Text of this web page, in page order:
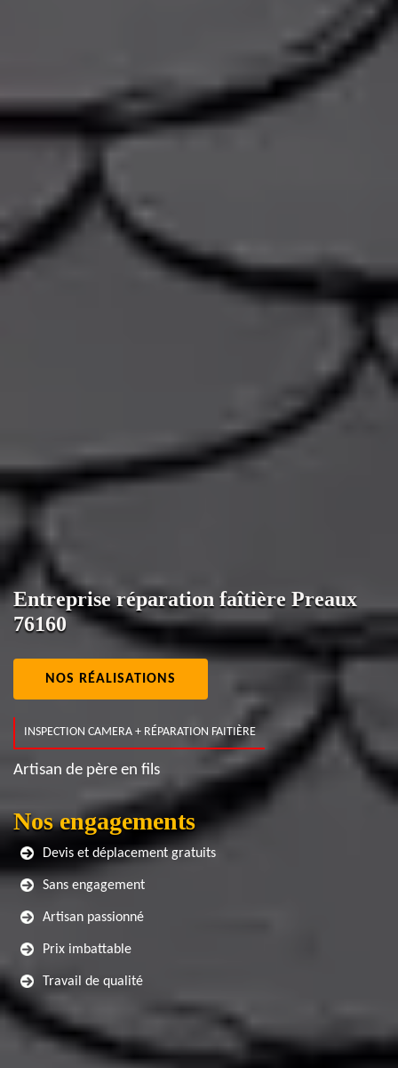
Entreprise réparation faîtière Preaux
76160
NOS RÉALISATIONS
INSPECTION CAMERA + RÉPARATION FAITIÈRE
Artisan de père en fils
Nos engagements
Devis et déplacement gratuits
Sans engagement
Artisan passionné
Prix imbattable
Travail de qualité